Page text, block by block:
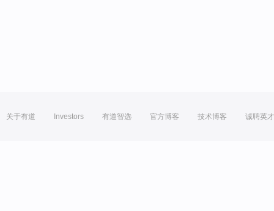
关于有道 Investors 有道智选 官方博客 技术博客 诚聘英才